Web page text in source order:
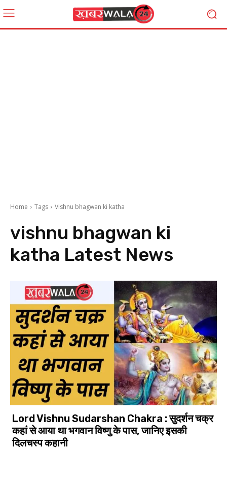
Home Tags Vishnu bhagwan ki katha
vishnu bhagwan ki
katha Latest News
Lord Vishnu Sudarshan Chakra : सुदर्शन चक्र
कहां से आया था भगवान विष्णु के पास, जानिए इसकी
दिलचस्प कहानी